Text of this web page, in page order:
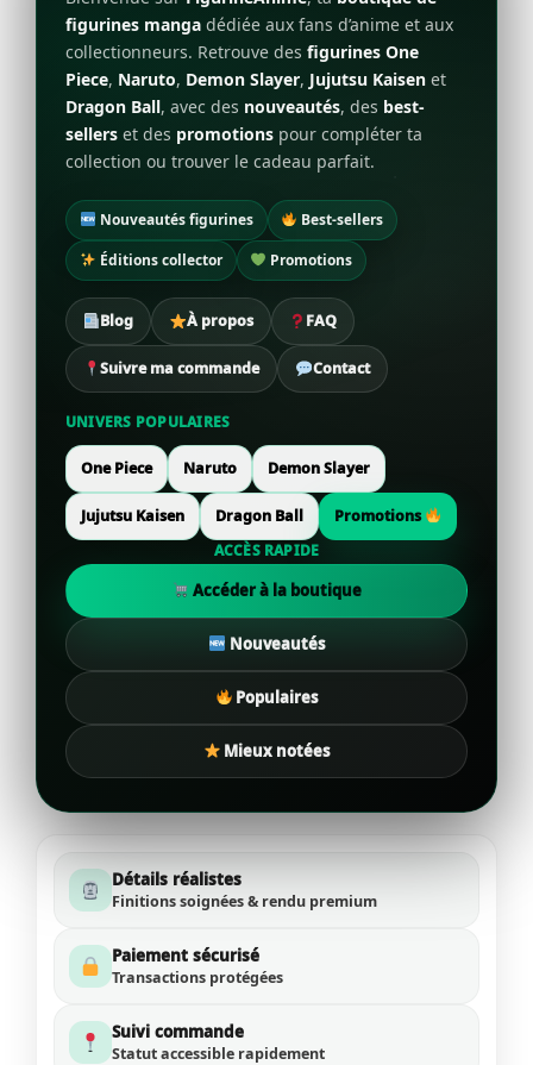
figurines manga dédiée aux fans d’anime et aux
collectionneurs. Retrouve des figurines One
Piece, Naruto, Demon Slayer, Jujutsu Kaisen et
Dragon Ball, avec des nouveautés, des best-
sellers et des promotions pour compléter ta
collection ou trouver le cadeau parfait.
Nouveautés figurines
Best-sellers
Éditions collector
Promotions
Blog À propos FAQ
Suivre ma commande Contact
UNIVERS POPULAIRES
One Piece Naruto Demon Slayer
Jujutsu Kaisen Dragon Ball
Promotions
ACCÈS RAPIDE
Accéder à la boutique
Nouveautés
Populaires
Mieux notées
Détails réalistes
Finitions soignées & rendu premium
Paiement sécurisé
Transactions protégées
Suivi commande
Statut accessible rapidement